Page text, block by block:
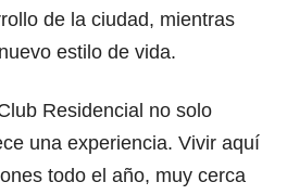
de la ciudad, mientras
estilo de vida.
Residencial no solo
una experiencia. Vivir aquí
todo el año, muy cerca